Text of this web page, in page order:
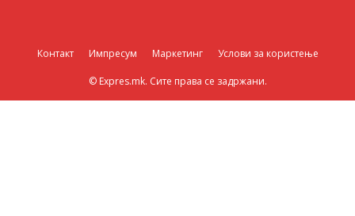
Контакт Импресум Маркетинг Услови за користење
© Expres.mk. Сите права се задржани.